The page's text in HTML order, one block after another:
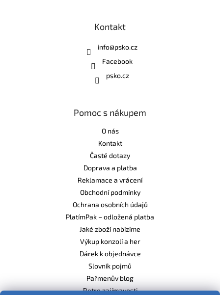
Kontakt
info@psko.cz
Facebook
psko.cz
Pomoc s nákupem
O nás
Kontakt
Časté dotazy
Doprava a platba
Reklamace a vrácení
Obchodní podmínky
Ochrana osobních údajů
PlatímPak – odložená platba
Jaké zboží nabízíme
Výkup konzolí a her
Dárek k objednávce
Slovník pojmů
Pařmenův blog
Retro zajímavosti